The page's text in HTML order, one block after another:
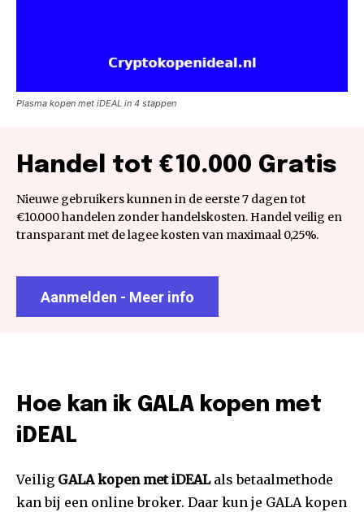
Plasma kopen met iDEAL in 4 stappen
Handel tot €10.000 Gratis
Nieuwe gebruikers kunnen in de eerste 7 dagen tot
€10.000 handelen zonder handelskosten. Handel veilig en
transparant met de lagee kosten van maximaal 0,25%.
Aanmelden - Meer info
Hoe kan ik GALA kopen met
iDEAL
Veilig GALA kopen met iDEALals betaalmethode
kan bij een online broker. Daar kun je GALA kopen